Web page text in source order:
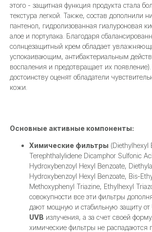
этого - защитная функция продукта стала
текстура легкой. Также, состав дополнили
пантенол, гидролизованная гиалуроновая
алое и портулака. Благодаря
солнцезащитный крем обладает
успокаивающим, антибактериальным
воспаления и предотвращает их
достоинству оценят обладатели
кожи.
Основные активные компоненты:
Химические фильтры (Diethylhexyl
Terephthalylidene Dicamphor Sulfonic
Hydroxybenzoyl Hexyl Benzoate,
Hydroxybenzoyl Hexyl Benzoate, Bis-
Methoxyphenyl Triazine, Ethylhexyl
совокупности все эти фильтры
дают мощную и стабильную защиту от
UVB излучения, а за счет своей
химические фильтры не распадаются